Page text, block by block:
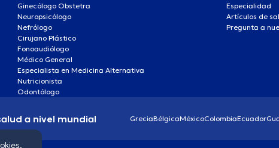
Ginecólogo Obstetra
Neuropsicólogo
Nefrólogo
Cirujano Plástico
Fonoaudiólogo
Médico General
Especialista en Medicina Alternativa
Nutricionista
Odontólogo
Especialidad
Artículos de
Pregunta a
a nivel mundial GreciaBélgicaMéxicoColombiaEcuador